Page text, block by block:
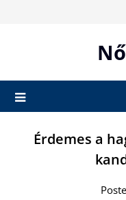
Érdemes a